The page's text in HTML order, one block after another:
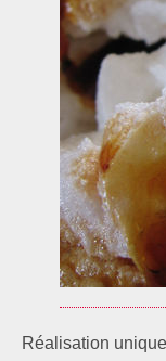
Réalisation